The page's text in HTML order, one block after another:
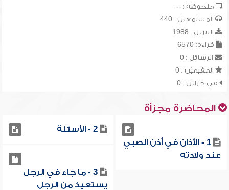
ملحوظة : ---
المستمعين : 440
التنزيل : 1988
قراءة: 6570
الرسائل : 0
المقيميّن : 0
في خزائن : 0
المحاضرة مجزأة
1 - الأذان في أذن الصبي
عند ولادته
2 - الأسئلة
3 - ما جاء في الرجل
يستعيذ من الرجل